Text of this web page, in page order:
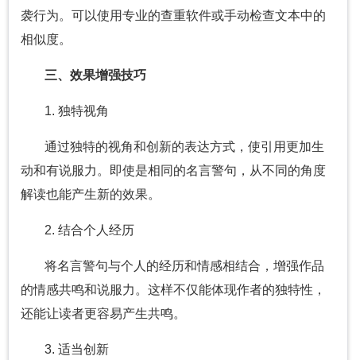
袭行为。可以使用专业的查重软件或手动检查文本中的
相似度。
三、效果增强技巧
1. 独特视角
通过独特的视角和创新的表达方式，使引用更加生
动和有说服力。即使是相同的名言警句，从不同的角度
解读也能产生新的效果。
2. 结合个人经历
将名言警句与个人的经历和情感相结合，增强作品
的情感共鸣和说服力。这样不仅能体现作者的独特性，
还能让读者更容易产生共鸣。
3. 适当创新